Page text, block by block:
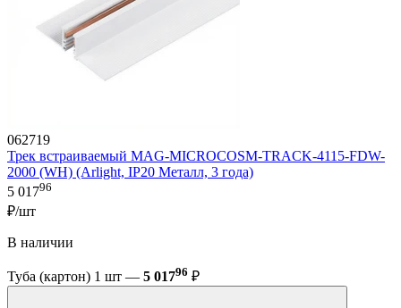
062719
Трек встраиваемый MAG-MICROCOSM-TRACK-4115-FDW-
2000 (WH) (Arlight, IP20 Металл, 3 года)
5 01796
₽/шт
В наличии
Туба (картон) 1 шт — 5 01796 ₽